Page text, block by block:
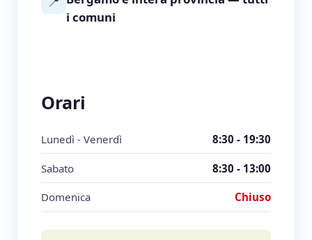
i comuni
Orari
Lunedì - Venerdì 8:30 - 19:30
Sabato 8:30 - 13:00
Domenica Chiuso